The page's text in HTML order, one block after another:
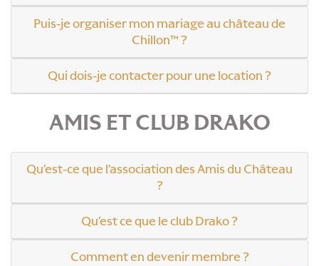
Puis-je organiser mon mariage au château de
Chillon™ ?
Qui dois-je contacter pour une location ?
AMIS ET CLUB DRAKO
Qu’est-ce que l’association des Amis du Château
?
Qu’est ce que le club Drako ?
Comment en devenir membre ?